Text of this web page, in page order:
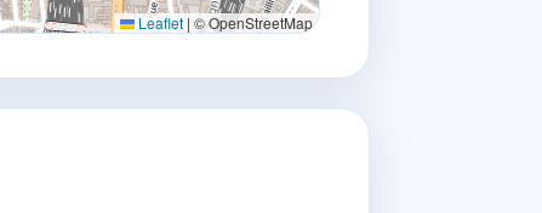
Leaflet | © OpenStreetMap